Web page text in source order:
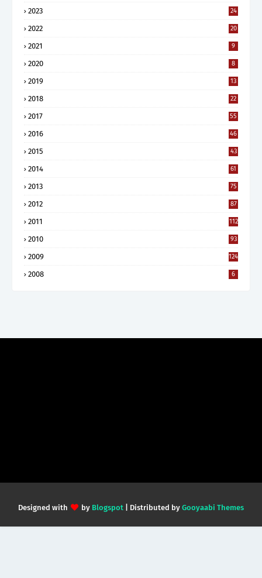
2023 24
2022 20
2021 9
2020 8
2019 13
2018 22
2017 55
2016 46
2015 43
2014 61
2013 75
2012 87
2011 112
2010 93
2009 124
2008 6
Designed with by Blogspot | Distributed by Gooyaabi Themes